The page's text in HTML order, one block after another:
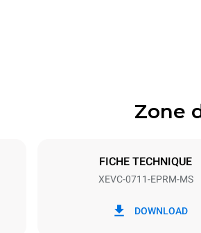
380-415V 3N~ / 220-240V 3~ /
Zone
FICHE TECHNIQUE
XEVC-0711-EPRM-MS
DOWNLOAD